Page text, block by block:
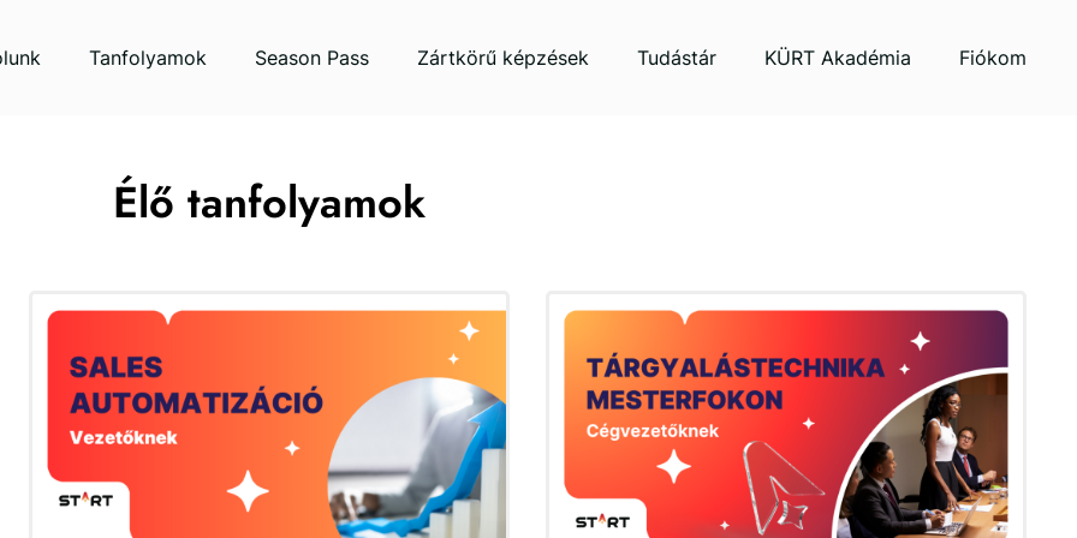
Tanfolyamok Season Pass Zártkörű képzések Tudástár KÜRT Akadémia Fiókom
Élő tanfolyamok